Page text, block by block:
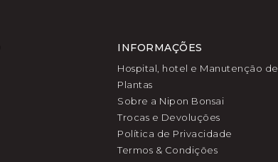
INFORMAÇÕES
Hospital, hotel e Manutenção de
Plantas
Sobre a Nipon Bonsai
Trocas e Devoluções
Política de Privacidade
Termos & Condições